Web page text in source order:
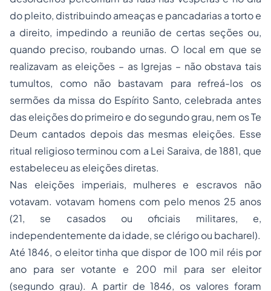
do pleito, distribuindo ameaças e pancadarias a torto e
a direito, impedindo a reunião de certas seções ou,
quando preciso, roubando urnas. O local em que se
realizavam as eleições – as Igrejas – não obstava tais
tumultos, como não bastavam para refreá-los os
sermões da missa do Espírito Santo, celebrada antes
das eleições do primeiro e do segundo grau, nem osTe
Deum cantados depois das mesmas eleições. Esse
ritual religioso terminou com a Lei Saraiva, de 1881, que
estabeleceu as eleições diretas.
Nas eleições imperiais, mulheres e escravos não
votavam. votavam homens com pelo menos 25 anos
(21, se casados ou oficiais militares, e,
independentemente da idade, se clérigo ou bacharel).
Até 1846, o eleitor tinha que dispor de 100 mil réis por
ano para ser votante e 200 mil para ser eleitor
(segundo grau). A partir de 1846, os valores foram